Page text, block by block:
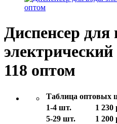
Диспенсер для
118 оптом
Таблица оптовых
1-4 шт.
1 230
5-29 шт.
1 200